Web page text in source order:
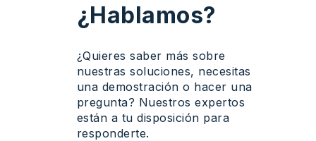
¿Hablamos?
¿Quieres saber más sobre
nuestras soluciones, necesitas
una demostración o hacer una
pregunta? Nuestros expertos
están a tudisposición para
responderte.